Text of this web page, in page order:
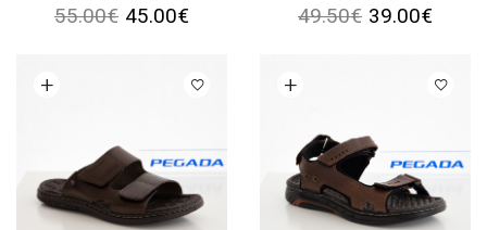
55.00€ 45.00€ 49.50€ 39.00€
opções Ver opções